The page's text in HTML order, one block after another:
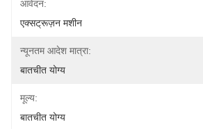
आवेदन:
एक्सट्रूज़न मशीन
न्यूनतम आदेश मात्रा:
बातचीत योग्य
मूल्य:
बातचीत योग्य